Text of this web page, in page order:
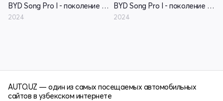
BYD Song Pro I - поколение рестайлинг
2024
BYD Song Pro I - поколение рестайлинг
2024
AUTO.UZ — один из самых посещаемых автомобильных
сайтов в узбекском интернете